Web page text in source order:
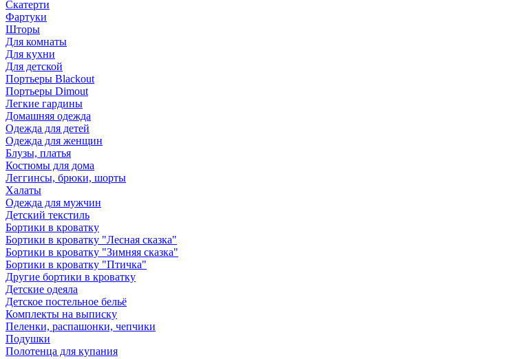
Скатерти
Фартуки
Шторы
Для комнаты
Для кухни
Для детской
Портьеры Blackout
Портьеры Dimout
Легкие гардины
Домашняя одежда
Одежда для детей
Одежда для женщин
Блузы, платья
Костюмы для дома
Леггинсы, брюки, шорты
Халаты
Одежда для мужчин
Детский текстиль
Бортики в кроватку
Бортики в кроватку "Лесная сказка"
Бортики в кроватку "Зимняя сказка"
Бортики в кроватку "Птичка"
Другие бортики в кроватку
Детские одеяла
Детское постельное бельё
Комплекты на выписку
Пеленки, распашонки, чепчики
Подушки
Полотенца для купания